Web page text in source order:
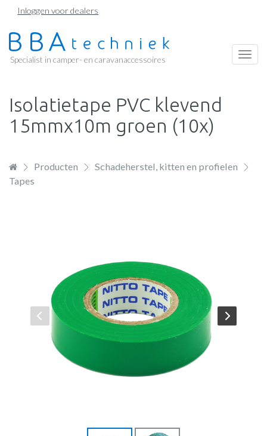
Overslaan
naar
de
Inloggen voor dealers
Specialist in camper- en caravanaccessoires
Isolatietape PVC klevend
15mmx10m groen (10x)
Producten
Schadeherstel, kitten en profielen
Tapes